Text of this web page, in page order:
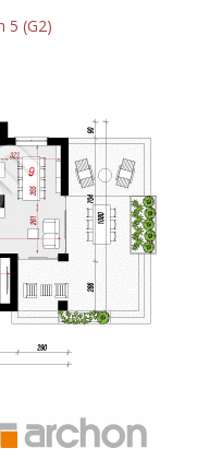
5 (G2)